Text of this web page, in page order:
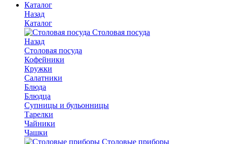
Каталог
Назад
Каталог
Столовая посуда
Назад
Столовая посуда
Кофейники
Кружки
Салатники
Блюда
Блюдца
Супницы и бульонницы
Тарелки
Чайники
Чашки
Cтоловые приборы